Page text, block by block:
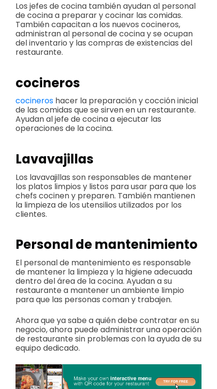
Los jefes de cocina también ayudan al personal
de cocina a preparar y cocinar las comidas.
También capacitan a los nuevos cocineros,
administran al personal de cocina y se ocupan
del inventario y las compras de existencias del
restaurante.
cocineros
cocineros hacer la preparación y cocción inicial
de las comidas que se sirven en un restaurante.
Ayudan al jefe de cocina a ejecutar las
operaciones de la cocina.
Lavavajillas
Los lavavajillas son responsables de mantener
los platos limpios y listos para usar para que los
chefs cocinen y preparen. También mantienen
la limpieza de los utensilios utilizados por los
clientes.
Personal de mantenimiento
El personal de mantenimiento es responsable
de mantener la limpieza y la higiene adecuada
dentro del área de la cocina. Ayudan a su
restaurante a mantener un ambiente limpio
para que las personas coman y trabajen.
Ahora que ya sabe a quién debe contratar en su
negocio, ahora puede administrar una operación
de restaurante sin problemas con la ayuda de su
equipo dedicado.